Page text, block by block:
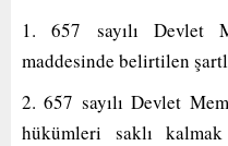
1. 657 sayılı Devlet
maddesinde belirtilen
2. 657 sayılı Devlet
hükümleri saklı